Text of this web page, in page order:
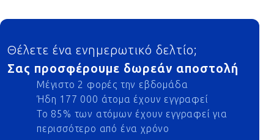
Footer
Θέλετε ένα ενημερωτικό δελτίο;
Σας προσφέρουμε δωρεάν αποστολή
Μέγιστο 2 φορές την εβδομάδα
Ήδη 177 000 άτομα έχουν εγγραφεί
Το 85% των ατόμων έχουν εγγραφεί για
περισσότερο από ένα χρόνο